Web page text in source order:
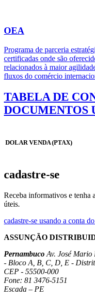
OEA
Programa de parceria
certificadas onde são
relacionados à maior
fluxos do comércio
TABELA DE
DOCUMENTOS
DOLAR VENDA (PTAX)
cadastre-se
Receba informativos e tenha
úteis.
cadastre-se usando a conta
ASSUNÇÃO
Pernambuco Av. José Mario
- Bloco A, B, C, D, E -
CEP - 55500-000
Fone: 81 3476-5151
Escada – PE